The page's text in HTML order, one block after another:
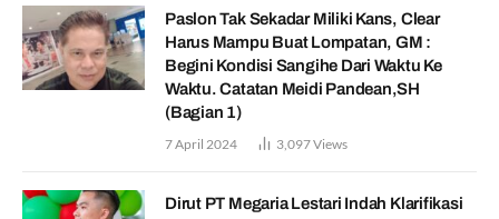
Paslon Tak Sekadar Miliki Kans, Clear
Harus Mampu Buat Lompatan, GM :
Begini Kondisi Sangihe Dari Waktu Ke
Waktu. Catatan Meidi Pandean,SH
(Bagian 1)
7 April 2024 3,097Views
Dirut PT Megaria Lestari Indah Klarifikasi